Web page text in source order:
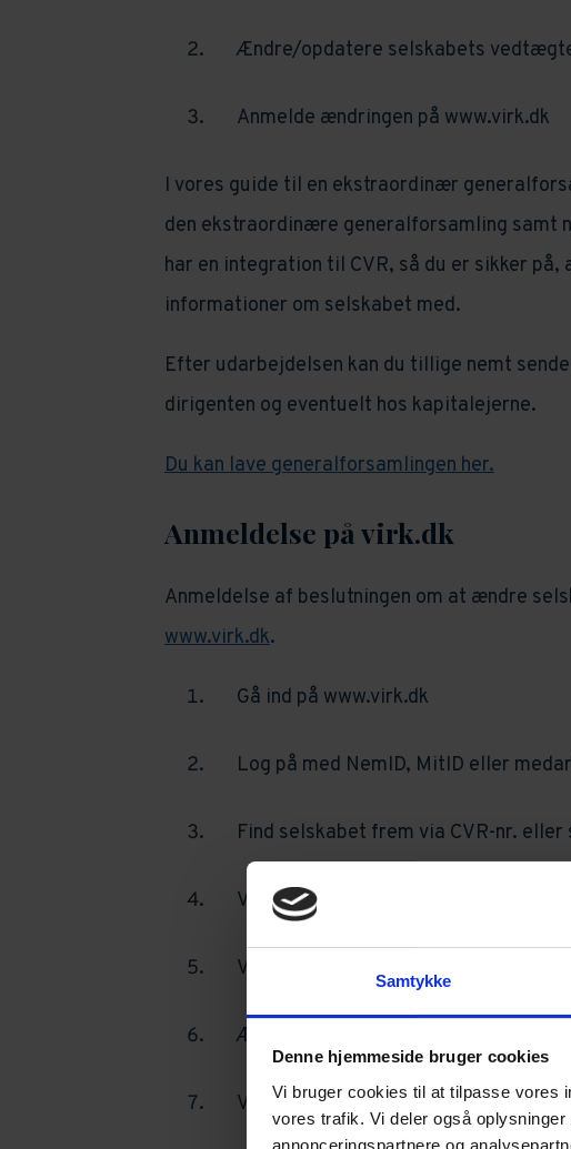
Samtykke
Denne hjemmeside bruger cookies
Vi bruger cookies til at tilpasse vores
vores trafik. Vi deler også
annonceringspartnere og
Ændre/opdatere selskabets
Anmelde ændringen på www.virk.dk
I vores guide til en ekstraordinær
den ekstraordinære generalforsamling samt
har en integration til CVR, så du er sikker
informationer om selskabet med.
Efter udarbejdelsen kan du tillige nemt
dirigenten og eventuelt hos kapitalejerne.
Du kan lave generalforsamlingen her.
Anmeldelse på virk.dk
Anmeldelse af beslutningen om at ændre
www.virk.dk.
Gå ind på www.virk.dk
Log på med NemID, MitID eller
Find selskabet frem via CVR-nr. eller
Vælg ændring af selskabet
Vælg ændring af selskabets
Ændre navnet
Vælg dokumentation og upload